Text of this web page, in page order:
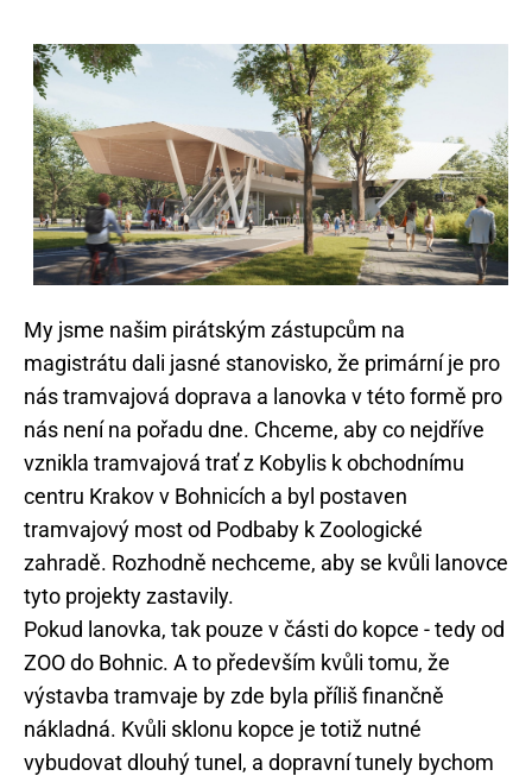
My jsme našim pirátským zástupcům na
magistrátu dali jasné stanovisko, že primární je pro
nás tramvajová doprava a lanovka v této formě pro
nás není na pořadu dne. Chceme, aby co nejdříve
vznikla tramvajová trať z Kobylis k obchodnímu
centru Krakov v Bohnicích a byl postaven
tramvajový most od Podbaby k Zoologické
zahradě. Rozhodně nechceme, aby se kvůli lanovce
tyto projekty zastavily.
Pokud lanovka, tak pouze v části do kopce - tedy od
ZOO do Bohnic. A to především kvůli tomu, že
výstavba tramvaje by zde byla příliš finančně
nákladná. Kvůli sklonu kopce je totiž nutné
vybudovat dlouhý tunel, a dopravní tunely bychom